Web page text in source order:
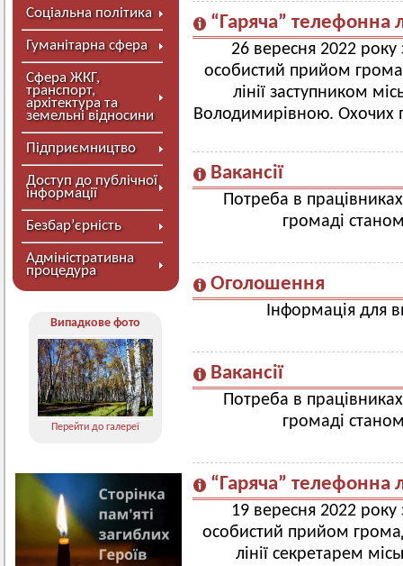
Соціальна політика
Гуманітарна сфера
Сфера ЖКГ,
транспорт,
архітектура та
земельні відносини
Підприємництво
Доступ до публічної
інформації
Безбар’єрність
Адміністративна
процедура
Випадкове фото
Перейти до галереї
“Гаряча” телефонна
26 вересня 2022
особистий прийом
лінії заступником
Володимирівною. Охочих
Вакансії
Потреба в
громаді
Оголошення
Інформація для
Вакансії
Потреба в
громаді
“Гаряча” телефонна
19 вересня 2022
особистий прийом
лінії секретарем